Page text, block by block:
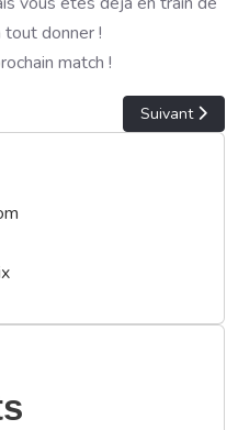
tout donner !
match !
le Collectif Sport Durable de
Article
Suivant